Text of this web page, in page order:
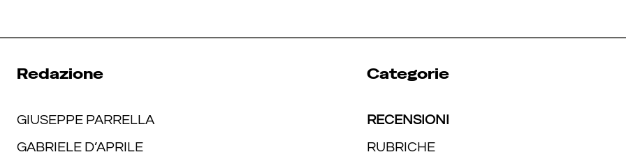
Redazione
GIUSEPPE PARRELLA
GABRIELE D’APRILE
Categorie
RECENSIONI
RUBRICHE